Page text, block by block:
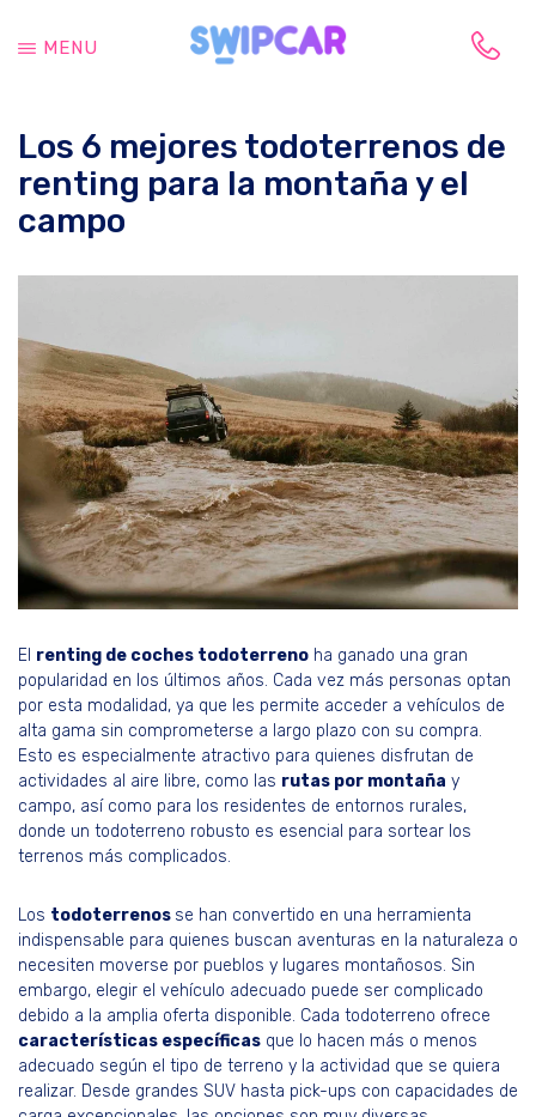
principal
cambia,
tu
coche
MENU
Los 6 mejores todoterrenos de
renting para la montaña y el
campo
El renting de coches todoterreno ha ganado una gran
popularidad en los últimos años. Cada vez más personas optan
por esta modalidad, ya que les permite acceder a vehículos de
alta gama sin comprometerse a largo plazo con su compra.
Esto es especialmente atractivo para quienes disfrutan de
actividades al aire libre, como las rutas por montaña y
campo, así como para los residentes de entornos rurales,
donde un todoterreno robusto es esencial para sortear los
terrenos más complicados.
Los todoterrenos se han convertido en una herramienta
indispensable para quienes buscan aventuras en la naturaleza o
necesiten moverse por pueblos y lugares montañosos. Sin
embargo, elegir el vehículo adecuado puede ser complicado
debido a la amplia oferta disponible. Cada todoterreno ofrece
características específicas que lo hacen más o menos
adecuado según el tipo de terreno y la actividad que se quiera
realizar. Desde grandes SUV hasta pick-ups con capacidades de